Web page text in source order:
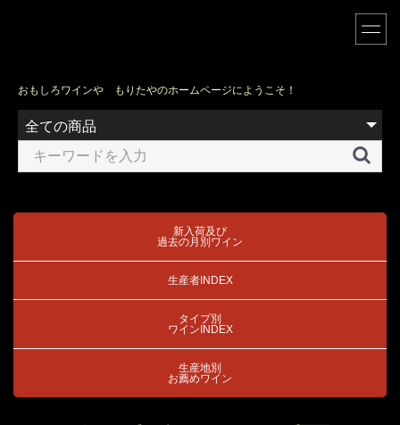
おもしろワインや もりたやのホームページにようこそ！
新入荷及び
過去の月別ワイン
生産者INDEX
タイプ別
ワインINDEX
生産地別
お薦めワイン